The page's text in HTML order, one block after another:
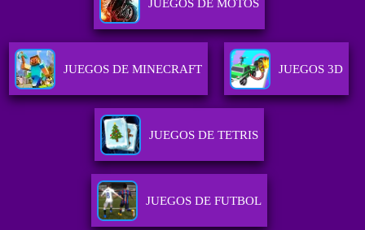
JUEGOS DE MOTOS
JUEGOS DE MINECRAFT JUEGOS 3D
JUEGOS DE TETRIS
JUEGOS DE FUTBOL